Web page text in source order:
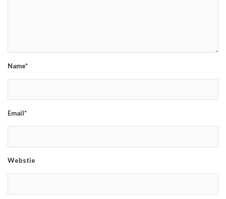
Name*
Email*
Webstie